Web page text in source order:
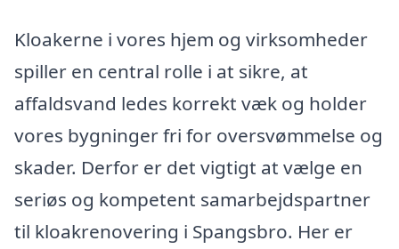
Kloakerne i vores hjem og virksomheder
spiller en central rolle i at sikre, at
affaldsvand ledes korrekt væk og holder
vores bygninger fri for oversvømmelse og
skader. Derfor er det vigtigt at vælge en
seriøs og kompetent samarbejdspartner
til kloakrenovering i Spangsbro. Her er